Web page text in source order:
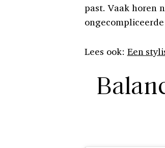
past. Vaak horen
Lees ook: Een